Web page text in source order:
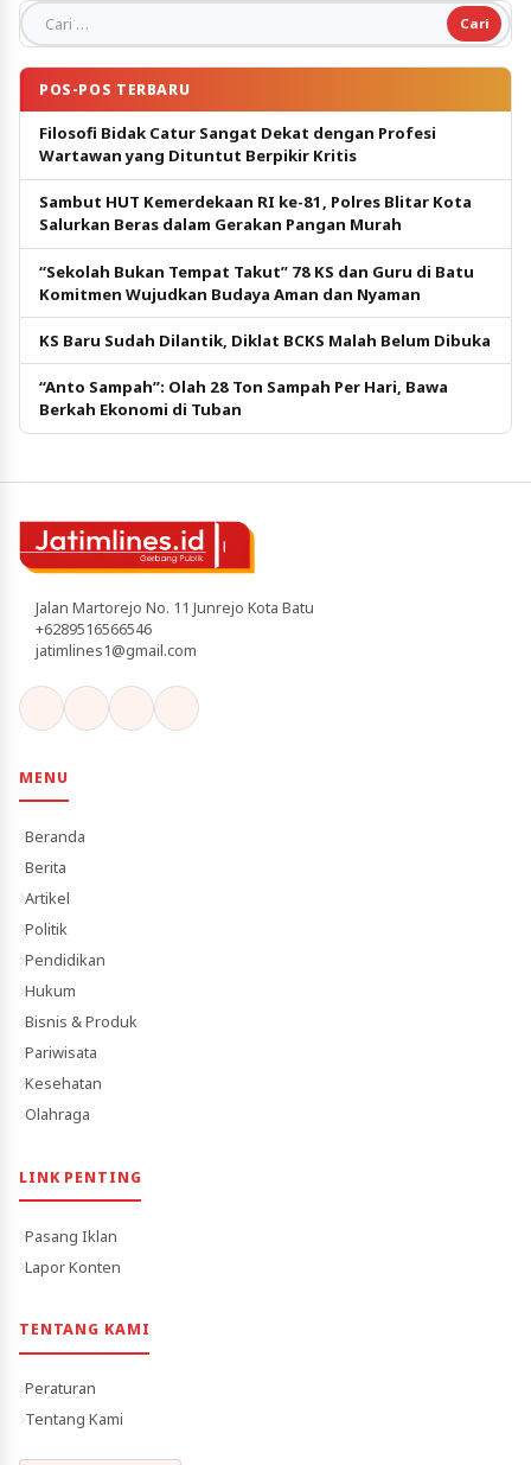
Cari untuk:
POS-POS TERBARU
Filosofi Bidak Catur Sangat Dekat dengan Profesi
Wartawan yang Dituntut Berpikir Kritis
Sambut HUT Kemerdekaan RI ke-81, Polres Blitar Kota
Salurkan Beras dalam Gerakan Pangan Murah
“Sekolah Bukan Tempat Takut” 78 KS dan Guru di Batu
Komitmen Wujudkan Budaya Aman dan Nyaman
KS Baru Sudah Dilantik, Diklat BCKS Malah Belum Dibuka
“Anto Sampah”: Olah 28 Ton Sampah Per Hari, Bawa
Berkah Ekonomi di Tuban
Jalan Martorejo No. 11 Junrejo Kota Batu
+6289516566546
jatimlines1@gmail.com
MENU
Beranda
Berita
Artikel
Politik
Pendidikan
Hukum
Bisnis & Produk
Pariwisata
Kesehatan
Olahraga
LINK PENTING
Pasang Iklan
Lapor Konten
TENTANG KAMI
Peraturan
Tentang Kami